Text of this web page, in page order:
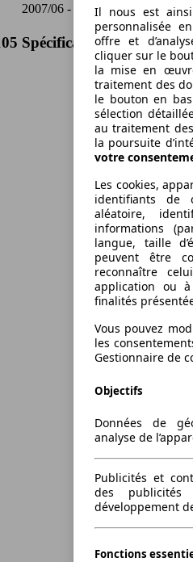
2007/06 - 2009/02 77 KW
Spécifications techniques
Il nous est
personnalisée
offre et
cliquer sur le
la mise en
traitement des
le bouton en
sélection
au traitement
la poursuite
votre
Les cookies,
identifiants de
aléatoire,
informations
langue, taille
peuvent être
reconnaître
application ou
finalités
Vous pouvez
les
Gestionnaire de
Objectifs
Données de
analyse de
Publicités et
des
développement
Fonctions